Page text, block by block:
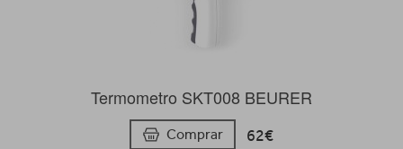
Termometro SKT008 BEURER
Comprar 62€